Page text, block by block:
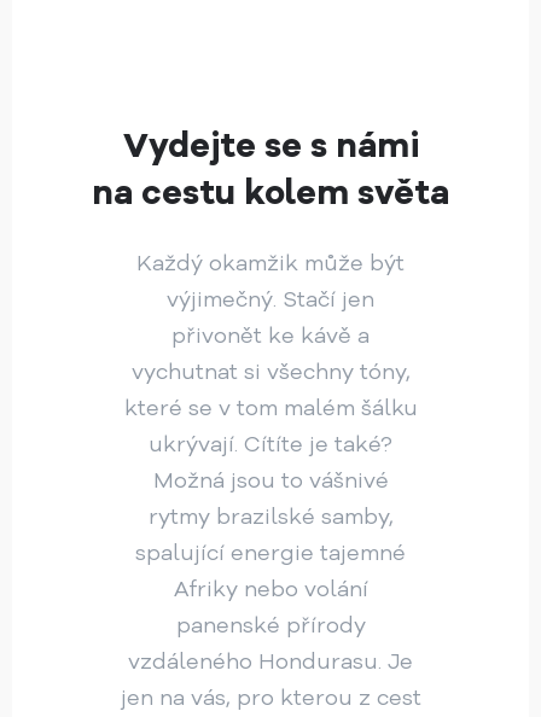
Vydejte se s námi
na cestu kolem světa
Každý okamžik může být
výjimečný. Stačí jen
přivonět ke kávě a
vychutnat si všechny tóny,
které se v tom malém šálku
ukrývají. Cítíte je také?
Možná jsou to vášnivé
rytmy brazilské samby,
spalující energie tajemné
Afriky nebo volání
panenské přírody
vzdáleného Hondurasu. Je
jen na vás, pro kterou z cest